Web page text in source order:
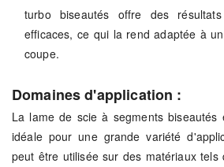
turbo biseautés offre des
efficaces, ce qui la rend adaptée à
coupe.
Domaines d'application :
La lame de scie à segments
idéale pour une grande variété
peut être utilisée sur des matériaux